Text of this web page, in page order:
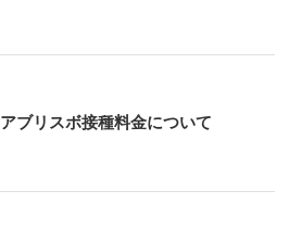
アブリスボ接種料金について